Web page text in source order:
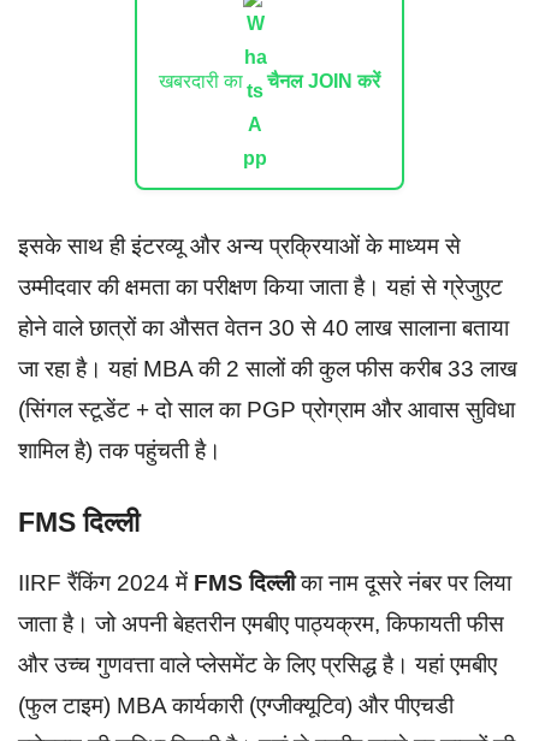
खबरदारी का चैनल JOIN करें
इसके साथ ही इंटरव्यू और अन्य प्रक्रियाओं के माध्यम से
उम्मीदवार की क्षमता का परीक्षण किया जाता है। यहां से ग्रेजुएट
होने वाले छात्रों का औसत वेतन 30 से 40 लाख सालाना बताया
जा रहा है। यहां MBA की 2 सालों की कुल फीस करीब 33 लाख
(सिंगल स्टूडेंट + दो साल का PGP प्रोग्राम और आवास सुविधा
शामिल है) तक पहुंचती है।
FMS दिल्ली
IIRF रैंकिंग 2024 में FMS दिल्लीका नाम दूसरे नंबर पर लिया
जाता है। जो अपनी बेहतरीन एमबीए पाठ्यक्रम, किफायती फीस
और उच्च गुणवत्ता वाले प्लेसमेंट के लिए प्रसिद्ध है। यहां एमबीए
(फुल टाइम) MBA कार्यकारी (एग्जीक्यूटिव) और पीएचडी